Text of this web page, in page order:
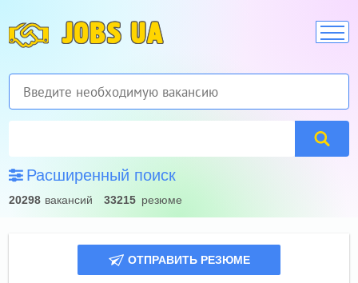
JOBS UA
Расширенный поиск
20298 вакансий 33215 резюме
ОТПРАВИТЬ РЕЗЮМЕ